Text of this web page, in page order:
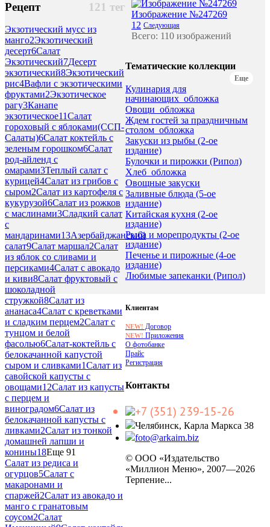
121 тег
Рецепт
Экзотический мусс из
манго2Экзотический
десерт6Салат
Экзотический7Десерт
экзотический8Экзотический
рис4Вафли с экзотическими
фруктами2Экзотическое
рагу3Канапе
экзотическое11Салат
гороховый с яблоками(ССП-
Салаты)6Салат коктейль с
зеленым горошком6Салат
род-айленд с
омарами3Теплый салат с
курицей4Салат из грибов с
сыром2Салат из картофеля с
кукурузой6Салат из рожков
с маслинами3Сладкий салат
с
мандаринами13Азербайджанский
салат9Салат маршал2Салат
из яблок со сливами и
персиками4Салат с авокадо
и киви8Салат фруктовый с
шоколадной
стружкой8Салат из
ананаса4Салат с креветками
и сладким перцем2Салат с
тунцом и белой
фасолью6Салат-коктейль с
белокачанной капустой
сыром и сливками1Салат из
савойской капусты с
овощами12Салат из капусты
с перцем и
виноградом6Салат из
белокачанной капусты с
ливками2Салат из тонкой
домашней лапши и
конины18Еще 91
Салат из редиса и
огурцов5Салат с
макаронами и
спаржей2Салат из авокадо и
манго с гранатовым
соусом2Салат
Изображение №247269
1 2 Следующая
Всего: 110 изображений
Тематические коллекции
Еще
Кулинария для
начинающих_обложка
Овощи_обложка
Ждем гостей за праздничным
столом_обложка
Закуски из рыбы (2-ое
издание)
Булочки и пирожки (Рипол)
Хлеб_обложка
Овощные закуски
Заливные блюда (5-ое
издание)
Китайская кухня (2-ое
издание)
Рыба и морепродукты (2-ое
издание)
Печенье и пирожные (4-ое
издание)
Любимые запеканки (Рипол)
Клиентам
NEW! Договор
NEW! Приложения
О фотобанке
Прайс
Регистрация
Контакты
+7 (351) 239-15-26
Челябинск, Карла Маркса 38
foto@arkaim.biz
© ООО «Издательство
«Миллион Меню», 2007—2026
Терпение...